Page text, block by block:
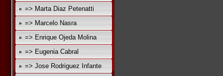
=> Marta Diaz Petenatti
=> Marcelo Nasra
=> Enrique Ojeda Molina
=> Eugenia Cabral
=> Jose Rodriguez Infante